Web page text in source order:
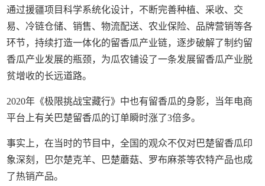
通过援疆项目科学系统化设计，不断完善种植、采收、交
易、冷链仓储、销售、物流配送、农业保险、品牌营销等各
环节，持续打造一体化的留香瓜产业链，逐步破解了制约留
香瓜产业发展的瓶颈，为瓜农铺设了一条发展留香瓜产业脱
贫增收的长远道路。
2020年《极限挑战宝藏行》中也有留香瓜的身影，当年电商
平台上有关巴楚留香瓜的订单瞬时涨了3倍多。
事实上，在当时的节目中，全国的观众不仅对巴楚留香瓜印
象深刻，巴尔楚克羊、巴楚蘑菇、罗布麻茶等农特产品也成
了热销产品。